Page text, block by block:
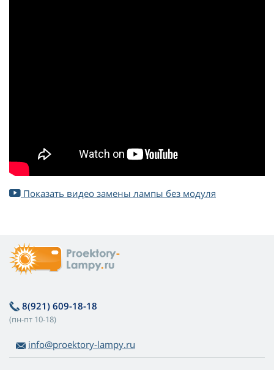
Показать видео замены лампы без модуля
8(921) 609-18-18
(пн-пт 10-18)
info@proektory-lampy.ru